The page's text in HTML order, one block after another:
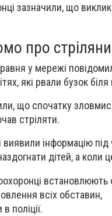
зазначили, що
про
у мережі
які рвали бузок
що спочатку
стріляти.
виявили інформацію
дітей, а коли
всіх обставин,
поліції.